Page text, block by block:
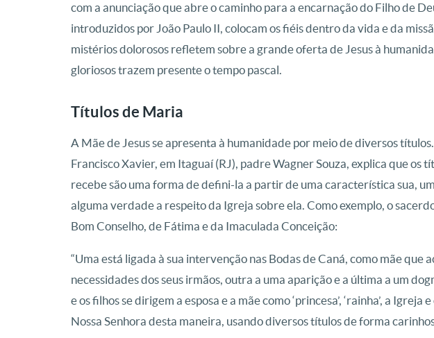
com a anunciação que abre o caminho para a encarnação do Filho de
introduzidos por João Paulo II, colocam os fiéis dentro da vida e da
mistérios dolorosos refletem sobre a grande oferta de Jesus à
gloriosos trazem presente o tempo pascal.
Títulos de Maria
A Mãe de Jesus se apresenta à humanidade por meio de diversos
Francisco Xavier, em Itaguaí (RJ), padre Wagner Souza, explica que os
recebe são uma forma de defini-la a partir de uma característica sua,
alguma verdade a respeito da Igreja sobre ela. Como exemplo, o
Bom Conselho, de Fátima e da Imaculada Conceição:
“Uma está ligada à sua intervenção nas Bodas de Caná, como mãe que
necessidades dos seus irmãos, outra a uma aparição e a última a um
e os filhos se dirigem a esposa e a mãe como ‘princesa’, ‘rainha’, a Igreja
Nossa Senhora desta maneira, usando diversos títulos de forma